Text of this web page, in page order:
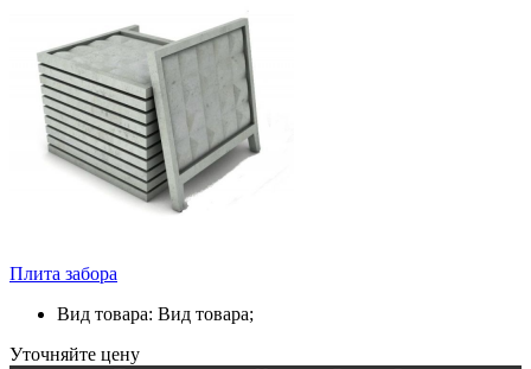
Плита забора
Вид товара: Вид товара;
Уточняйте цену